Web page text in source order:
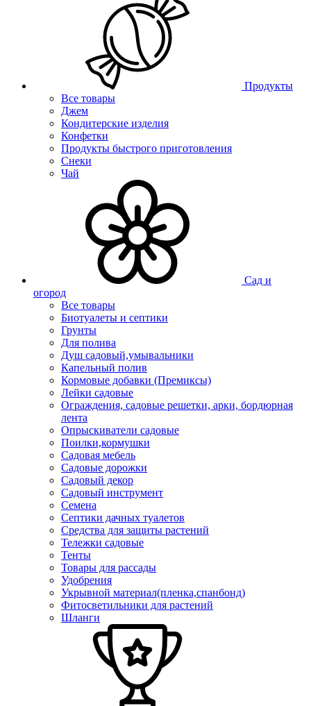
Продукты
Все товары
Джем
Кондитерские изделия
Конфетки
Продукты быстрого приготовления
Снеки
Чай
Сад и
огород
Все товары
Биотуалеты и септики
Грунты
Для полива
Душ садовый,умывальники
Капельный полив
Кормовые добавки (Премиксы)
Лейки садовые
Ограждения, садовые решетки, арки, бордюрная
лента
Опрыскиватели садовые
Поилки,кормушки
Садовая мебель
Садовые дорожки
Садовый декор
Садовый инструмент
Семена
Септики дачных туалетов
Средства для защиты растений
Тележки садовые
Тенты
Товары для рассады
Удобрения
Укрывной материал(пленка,спанбонд)
Фитосветильники для растений
Шланги